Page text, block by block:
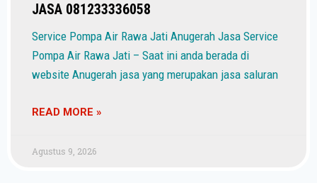
JASA 081233336058
Service Pompa Air Rawa Jati Anugerah Jasa Service
Pompa Air Rawa Jati – Saat ini anda berada di
website Anugerah jasa yang merupakan jasa saluran
READ MORE »
Agustus 9, 2026